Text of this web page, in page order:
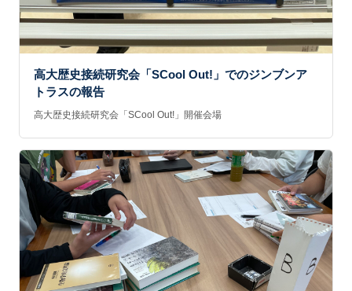
高大歴史接続研究会「SCool Out!」でのジンブンア
トラスの報告
高大歴史接続研究会「SCool Out!」開催会場